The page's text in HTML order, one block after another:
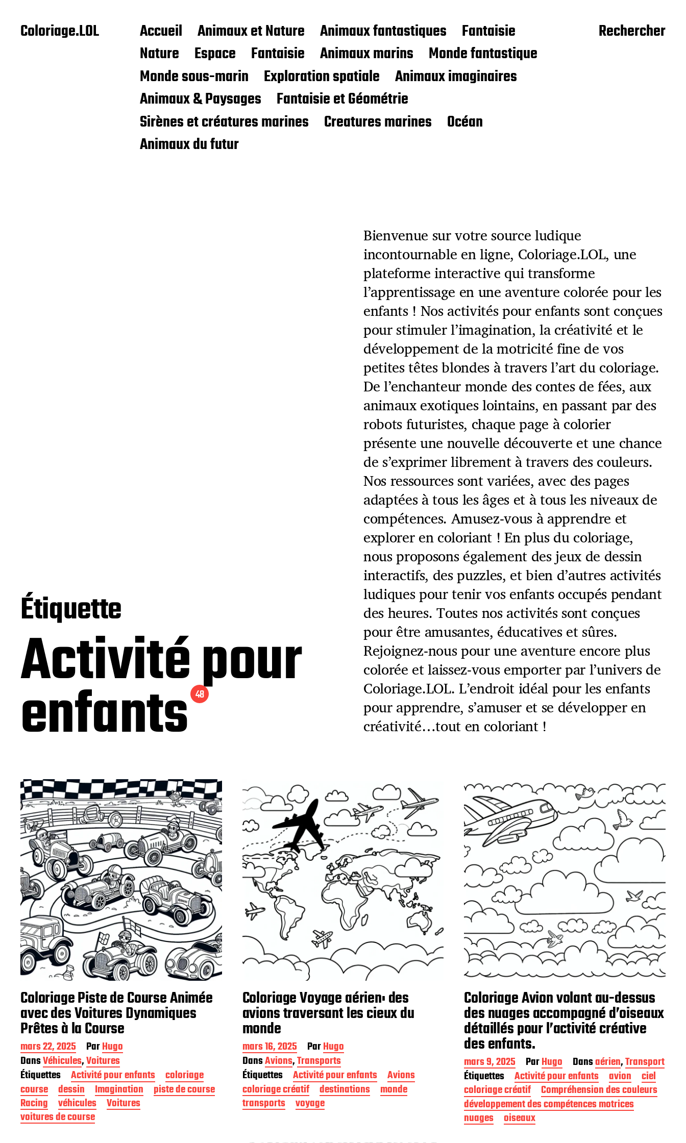
Coloriage.LOL Accueil Animaux et Nature Animaux fantastiques
Fantaisie
Nature
Espace Fantaisie Animaux marins
Monde fantastique
Monde sous-marin
Exploration spatiale
Animaux imaginaires
Animaux & Paysages
Fantaisie et Géométrie
Sirènes et créatures marines
Creatures marines
Océan
Animaux du futur
Rechercher
Étiquette
Activité pour
enfants48
Bienvenue sur votre source ludique
incontournable en ligne, Coloriage.LOL, une
plateforme interactive qui transforme
l’apprentissage en une aventure colorée pour les
enfants ! Nos activités pour enfants sont conçues
pour stimuler l’imagination, la créativité et le
développement de la motricité fine de vos
petites têtes blondes à travers l’art du coloriage.
De l’enchanteur monde des contes de fées, aux
animaux exotiques lointains, en passant par des
robots futuristes, chaque page à colorier
présente une nouvelle découverte et une chance
de s’exprimer librement à travers des couleurs.
Nos ressources sont variées, avec des pages
adaptées à tous les âges et à tous les niveaux de
compétences. Amusez-vous à apprendre et
explorer en coloriant ! En plus du coloriage,
nous proposons également des jeux de dessin
interactifs, des puzzles, et bien d’autres activités
ludiques pour tenir vos enfants occupés pendant
des heures. Toutes nos activités sont conçues
pour être amusantes, éducatives et sûres.
Rejoignez-nous pour une aventure encore plus
colorée et laissez-vous emporter par l’univers de
Coloriage.LOL. L’endroit idéal pour les enfants
pour apprendre, s’amuser et se développer en
créativité…tout en coloriant !
Coloriage Piste de Course Animée
avec des Voitures Dynamiques
Prêtes à la Course
D
a
t
e
d
e
p
u
b
mars 22, 2025 ParHugo
DansVéhicules,Voitures
Étiquettes
Activité pour enfants
coloriage
course
dessin Imagination
piste de course
Racing
véhicules
Voitures
voitures de course
Coloriage Voyage aérien: des
avions traversant les cieux du
monde
D
a
t
e
d
e
p
mars 16, 2025 ParHugo
DansAvions,Transports
Étiquettes
Activité pour enfants
Avions
coloriage créatif
destinations
monde
transports
voyage
Coloriage Avion volant au-dessus
des nuages accompagné d’oiseaux
détaillés pour l’activité créative
des enfants.
D
a
t
e
d
e
p
mars 9, 2025 ParHugo Dansaérien,Transport
Étiquettes
Activité pour enfants avion
ciel
coloriage créatif
Compréhension des couleurs
développement des compétences motrices
nuages
oiseaux